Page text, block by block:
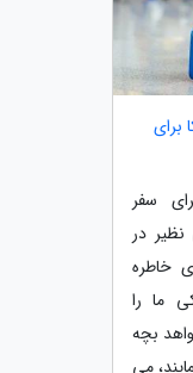
برای
سفر
در
خاطره
ما را
بچه
می